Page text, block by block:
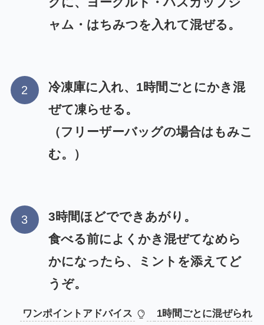
ャム・はちみつを入れて混ぜる。
冷凍庫に入れ、1時間ごとにかき混
ぜて凍らせる。
（フリーザーバッグの場合はもみこ
む。）
3時間ほどでできあがり。
食べる前によくかき混ぜてなめら
かになったら、ミントを添えてど
うぞ。
ワンポイントアドバイス
1時間ごとに混ぜられ